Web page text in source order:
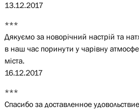
13.12.2017
***
Дякуємо за новорічний настрій та
в наш час поринути у чарівну
міста.
16.12.2017
***
Спасибо за доставленное